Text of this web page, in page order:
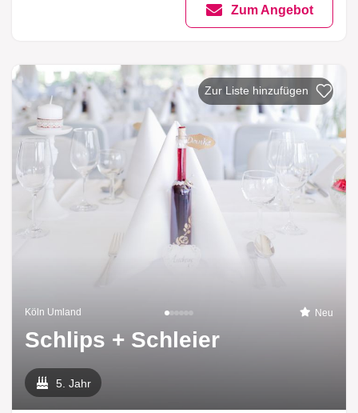
Zum Angebot
Zur Liste
Köln Umland Neu
Schlips + Schleier
5. Jahr